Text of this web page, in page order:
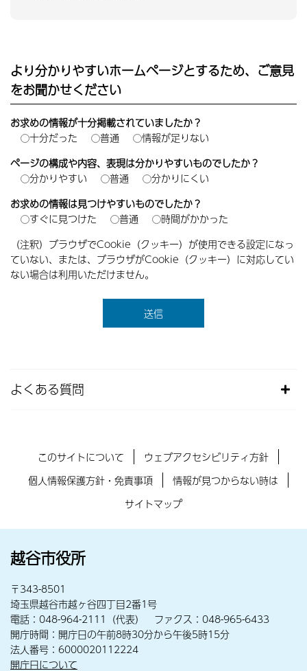
より分かりやすいホームページとするため、ご意見
をお聞かせください
お求めの情報が十分掲載されていましたか？
十分だった
普通
情報が足りない
ページの構成や内容、表現は分かりやすいものでしたか？
分かりやすい
普通
分かりにくい
お求めの情報は見つけやすいものでしたか？
すぐに見つけた
普通
時間がかかった
（注釈）ブラウザでCookie（クッキー）が使用できる設定になっ
ていない、または、ブラウザがCookie（クッキー）に対応してい
ない場合は利用いただけません。
よくある質問
このサイトについて
ウェブアクセシビリティ方針
個人情報保護方針・免責事項
情報が見つからない時は
サイトマップ
越谷市役所
〒343-8501
埼玉県越谷市越ヶ谷四丁目2番1号
電話：048-964-2111（代表） ファクス：048-965-6433
開庁時間：開庁日の午前8時30分から午後5時15分
法人番号：6000020112224
開庁日について